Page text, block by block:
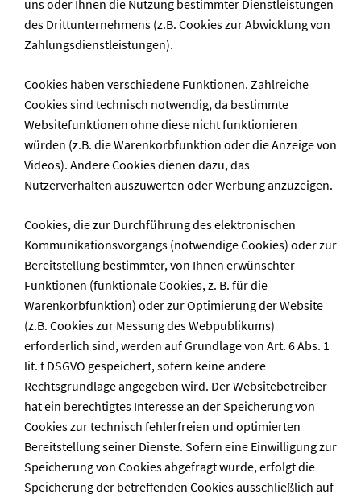
uns oder Ihnen die Nutzung bestimmter Dienstleistungen
des Drittunternehmens (z.B. Cookies zur Abwicklung von
Zahlungsdienstleistungen).
Cookies haben verschiedene Funktionen. Zahlreiche
Cookies sind technisch notwendig, da bestimmte
Websitefunktionen ohne diese nicht funktionieren
würden (z.B. die Warenkorbfunktion oder die Anzeige von
Videos). Andere Cookies dienen dazu, das
Nutzerverhalten auszuwerten oder Werbung anzuzeigen.
Cookies, die zur Durchführung des elektronischen
Kommunikationsvorgangs (notwendige Cookies) oder zur
Bereitstellung bestimmter, von Ihnen erwünschter
Funktionen (funktionale Cookies, z. B. für die
Warenkorbfunktion) oder zur Optimierung der Website
(z.B. Cookies zur Messung des Webpublikums)
erforderlich sind, werden auf Grundlage von Art. 6 Abs. 1
lit. f DSGVO gespeichert, sofern keine andere
Rechtsgrundlage angegeben wird. Der Websitebetreiber
hat ein berechtigtes Interesse an der Speicherung von
Cookies zur technisch fehlerfreien und optimierten
Bereitstellung seiner Dienste. Sofern eine Einwilligung zur
Speicherung von Cookies abgefragt wurde, erfolgt die
Speicherung der betreffenden Cookies ausschließlich auf